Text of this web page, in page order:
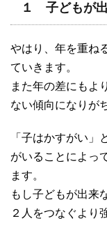
１ 子どもが
やはり、年を重ね
ていきます。
また年の差にもよ
ない傾向になりが
「子はかすがい」
がいることによっ
ます。
もし子どもが出来
２人をつなぐより